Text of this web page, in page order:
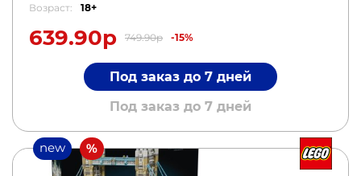
Возраст:
18+
639.90р 749.90р -15%
Под заказ до 7 дней
Под заказ до 7 дней
new